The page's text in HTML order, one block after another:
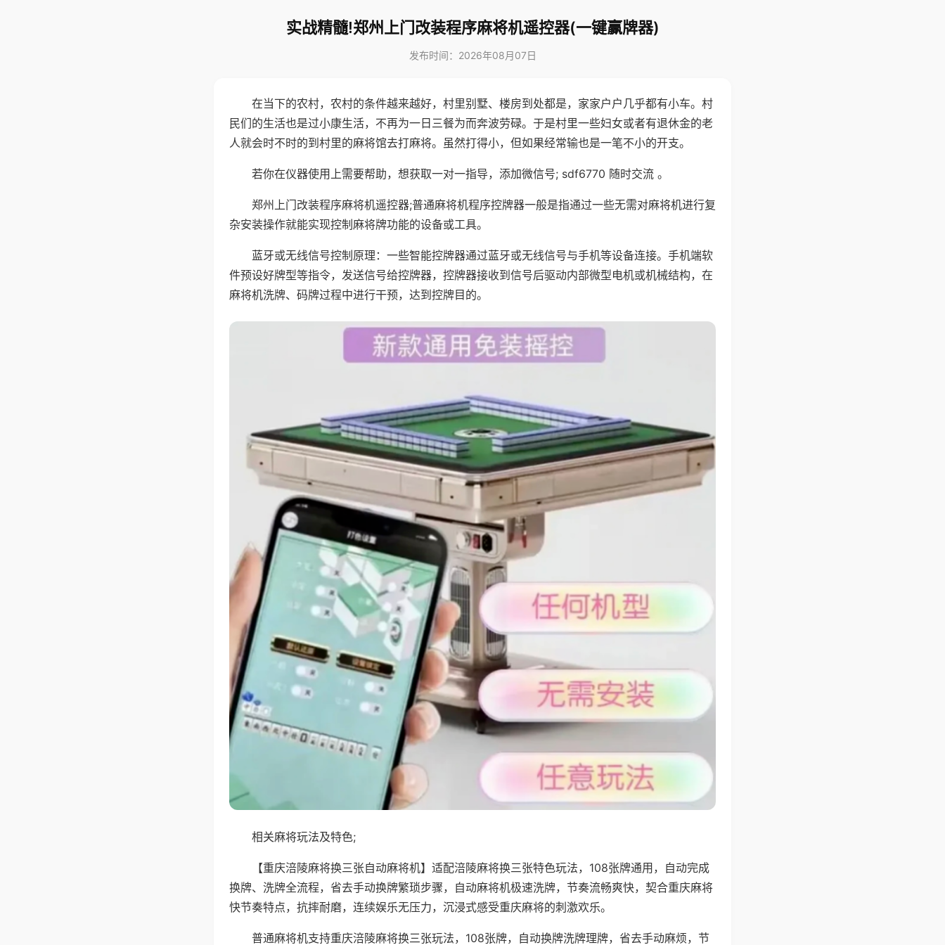
实战精髓!郑州上门改装程序麻将机遥控器(一键赢牌器)
发布时间：2026年08月07日
在当下的农村，农村的条件越来越好，村里别墅、楼房到处都是，家家户户几乎都有小车。村
民们的生活也是过小康生活，不再为一日三餐为而奔波劳碌。于是村里一些妇女或者有退休金的老
人就会时不时的到村里的麻将馆去打麻将。虽然打得小，但如果经常输也是一笔不小的开支。
若你在仪器使用上需要帮助，想获取一对一指导，添加微信号; sdf6770 随时交流 。
郑州上门改装程序麻将机遥控器;普通麻将机程序控牌器一般是指通过一些无需对麻将机进行复
杂安装操作就能实现控制麻将牌功能的设备或工具。
蓝牙或无线信号控制原理：一些智能控牌器通过蓝牙或无线信号与手机等设备连接。手机端软
件预设好牌型等指令，发送信号给控牌器，控牌器接收到信号后驱动内部微型电机或机械结构，在
麻将机洗牌、码牌过程中进行干预，达到控牌目的。
相关麻将玩法及特色;
【重庆涪陵麻将换三张自动麻将机】适配涪陵麻将换三张特色玩法，108张牌通用，自动完成
换牌、洗牌全流程，省去手动换牌繁琐步骤，自动麻将机极速洗牌，节奏流畅爽快，契合重庆麻将
快节奏特点，抗摔耐磨，连续娱乐无压力，沉浸式感受重庆麻将的刺激欢乐。
普通麻将机支持重庆涪陵麻将换三张玩法，108张牌，自动换牌洗牌理牌，省去手动麻烦，节